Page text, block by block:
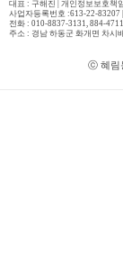
대표 : 구해진 | 개인정보보호책
사업자등록번호 :613-22-83207
전화 : 010-8837-3131, 884-4711
주소 : 경남 하동군 화개면 차시
ⓒ 혜림